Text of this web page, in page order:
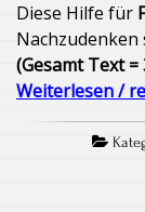
Diese Hilfe für
Nachzudenken
(Gesamt Text =
Weiterlesen /